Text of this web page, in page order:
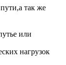
так же
или
нагрузок